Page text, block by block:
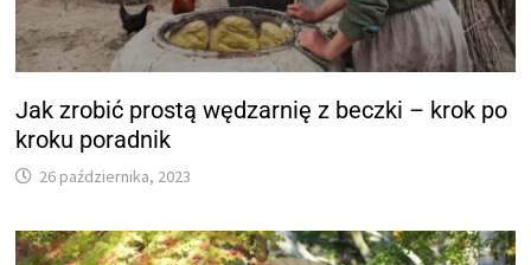
Jak zrobić prostą wędzarnię z beczki – krok po
kroku poradnik
26 października, 2023